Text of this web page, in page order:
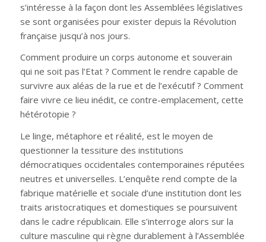
s’intéresse à la façon dont les Assemblées législatives
se sont organisées pour exister depuis la Révolution
française jusqu’à nos jours.
Comment produire un corps autonome et souverain
qui ne soit pas l’Etat ? Comment le rendre capable de
survivre aux aléas de la rue et de l’exécutif ? Comment
faire vivre ce lieu inédit, ce contre-emplacement, cette
hétérotopie ?
Le linge, métaphore et réalité, est le moyen de
questionner la tessiture des institutions
démocratiques occidentales contemporaines réputées
neutres et universelles. L’enquête rend compte de la
fabrique matérielle et sociale d’une institution dont les
traits aristocratiques et domestiques se poursuivent
dans le cadre républicain. Elle s’interroge alors sur la
culture masculine qui règne durablement à l’Assemblée